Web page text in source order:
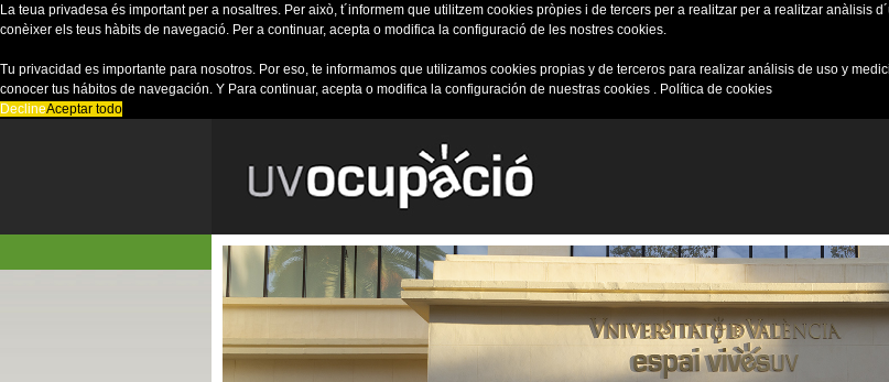
La teua privadesa és important per a nosaltres. Per això, t´informem que utilitzem cookies pròpies i de tercers per a realitzar per a realitzar
conèixer els teus hàbits de navegació. Per a continuar, acepta o modifica la configuració de les nostres cookies.
Tu privacidad es importante para nosotros. Por eso, te informamos que utilizamos cookies propias y de terceros para realizar análisis de uso y
conocer tus hábitos de navegación. Y Para continuar, acepta o modifica la configuración de nuestras cookies . Política de cookies
DeclineAceptar todo